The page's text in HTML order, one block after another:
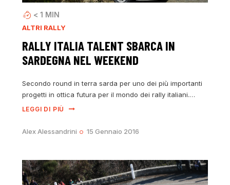
< 1 MIN
ALTRI RALLY
RALLY ITALIA TALENT SBARCA IN
SARDEGNA NEL WEEKEND
Secondo round in terra sarda per uno dei più importanti
progetti in ottica futura per il mondo dei rally italiani.…
LEGGI DI PIÙ
Alex Alessandrini 15 Gennaio 2016